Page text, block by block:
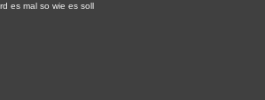
es mal so wie es soll